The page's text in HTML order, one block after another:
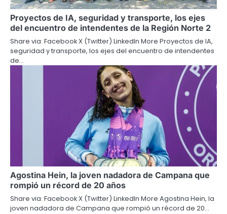
Proyectos de IA, seguridad y transporte, los ejes
del encuentro de intendentes de la Región Norte 2
Share via: Facebook X (Twitter) LinkedIn More Proyectos de IA,
seguridad y transporte, los ejes del encuentro de intendentes
de…
Agostina Hein, la joven nadadora de Campana que
rompió un récord de 20 años
Share via: Facebook X (Twitter) LinkedIn More Agostina Hein, la
joven nadadora de Campana que rompió un récord de 20…